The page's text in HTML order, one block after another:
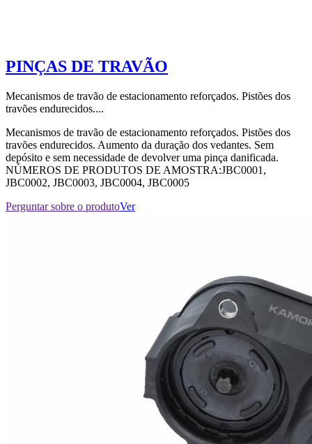
PINÇAS DE TRAVÃO
Mecanismos de travão de estacionamento reforçados. Pistões dos
travões endurecidos....
Mecanismos de travão de estacionamento reforçados. Pistões dos
travões endurecidos. Aumento da duração dos vedantes. Sem
depósito e sem necessidade de devolver uma pinça danificada.
NÚMEROS DE PRODUTOS DE AMOSTRA:JBC0001,
JBC0002, JBC0003, JBC0004, JBC0005
Perguntar sobre o produtoVer